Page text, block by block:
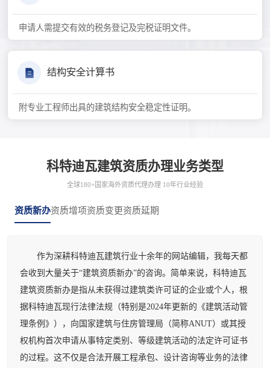
申请人需提交有效的税务登记及完税证明文件。
结构安全计算书
附专业工程师出具的建筑结构安全稳定性证明。
科特迪瓦建筑资质办理业务类型
全球180+国家海外资质代理办理 10年行业经验
资质新办资质增项资质变更资质延期
作为深耕科特迪瓦建筑行业十余年的网站编辑，我每天都
会收到大量关于“建筑资质新办”的咨询。简单来说，科特迪瓦
建筑资质新办是指从未获得过建筑类许可证的企业或个人，根
据科特迪瓦现行法律法规（特别是2024年更新的《建筑活动管
理条例》），向国家建筑与住房管理局（简称ANUT）或其授
权机构首次申请从事特定类别、等级建筑活动的法定许可证书
的过程。这不仅是合法开展工程承包、设计咨询等业务的法律